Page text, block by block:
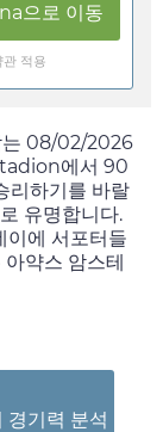
으로 이동
관 적용
08/02/2026
에서 90
리하기를 바랄
유명합니다.
이에 서포터들
약스 암스테
경기력 분석